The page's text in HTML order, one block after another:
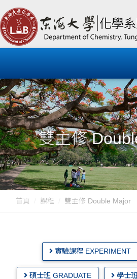
雙主修
首頁 課程 雙主修 Double Major
實驗課程 EXPERIMENT
碩士班 GRADUATE 學士